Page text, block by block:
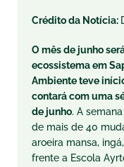
Crédito da Notícia:
O mês de junho
ecossistema em
Ambiente teve
contará com uma
de junho. A
de mais de 40
aroeira mansa,
frente a Escola